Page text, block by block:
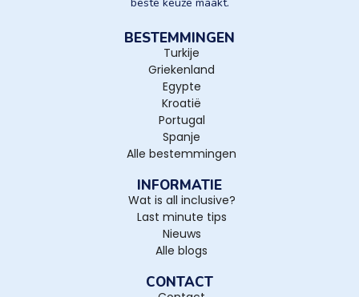
beste keuze maakt.
BESTEMMINGEN
Turkije
Griekenland
Egypte
Kroatië
Portugal
Spanje
Alle bestemmingen
INFORMATIE
Wat is all inclusive?
Last minute tips
Nieuws
Alle blogs
CONTACT